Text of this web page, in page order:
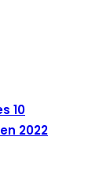
10
2022